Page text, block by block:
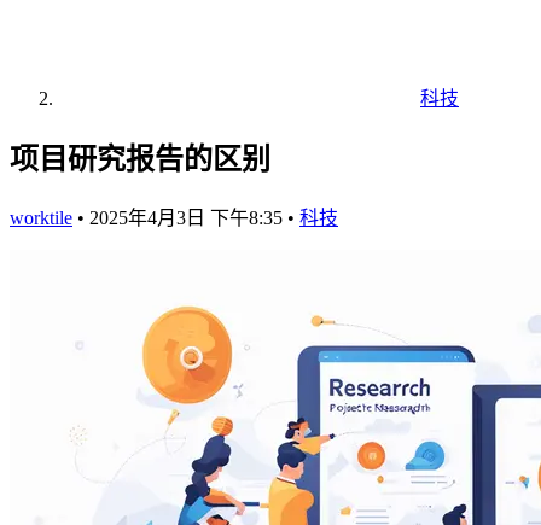
科技
项目研究报告的区别
worktile • 2025年4月3日 下午8:35 • 科技